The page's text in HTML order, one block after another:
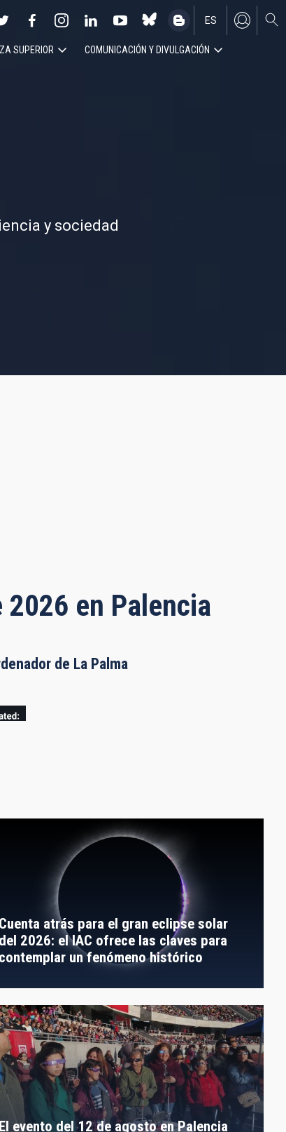
EN
ES
SUPERIOR COMUNICACIÓN Y DIVULGACIÓN
y sociedad
en Palencia
de La Palma
Cuenta atrás para el gran eclipse solar
del 2026: el IAC ofrece las claves para
contemplar un fenómeno histórico
El evento del 12 de agosto en Palencia